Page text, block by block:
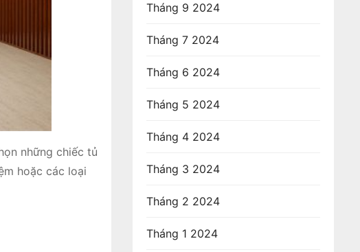
những chiếc tủ
hoặc các loại
Tháng 9 2024
Tháng 7 2024
Tháng 6 2024
Tháng 5 2024
Tháng 4 2024
Tháng 3 2024
Tháng 2 2024
Tháng 1 2024